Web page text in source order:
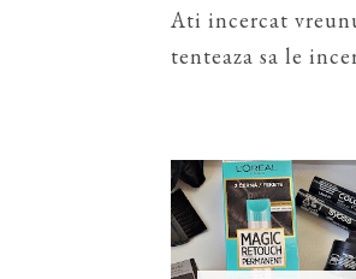
Ati incercat
tenteaza sa le